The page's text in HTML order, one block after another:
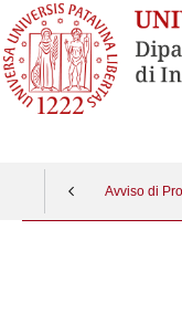
Avviso di